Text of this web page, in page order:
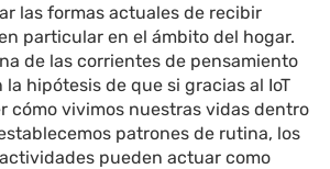
las formas actuales de recibir
particular en el ámbito del hogar.
de las corrientes de pensamiento
hipótesis de que si gracias al IoT
cómo vivimos nuestras vidas dentro
patrones de rutina, los
pueden actuar como